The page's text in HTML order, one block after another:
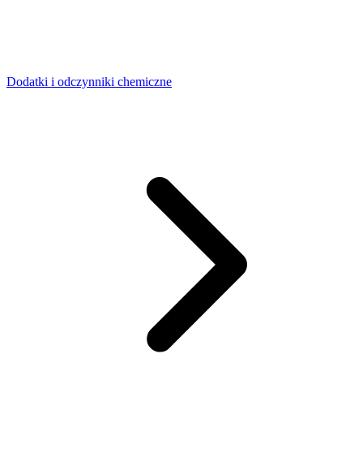
Dodatki i odczynniki chemiczne